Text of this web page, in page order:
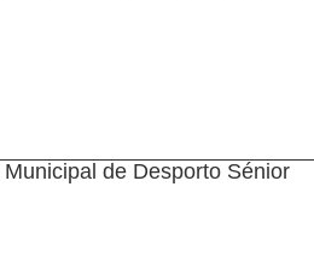
de Desporto Sénior